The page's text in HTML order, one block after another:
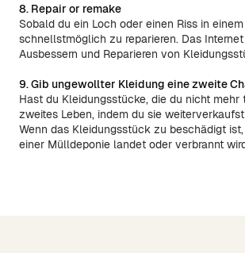
8. Repair or remake
Sobald du ein Loch oder einen Riss in
schnellstmöglich zu reparieren. Das
Ausbessern und Reparieren von
9. Gib ungewollter Kleidung eine zweite
Hast du Kleidungsstücke, die du nicht
zweites Leben, indem du sie
Wenn das Kleidungsstück zu beschädigt
einer Mülldeponie landet oder verbrannt